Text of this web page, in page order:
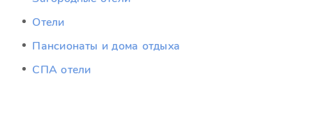
Отели
Пансионаты и дома отдыха
СПА отели